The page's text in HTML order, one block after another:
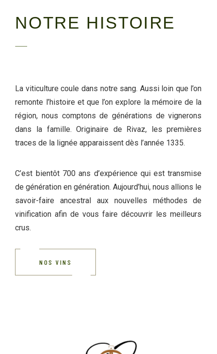
NOTRE HISTOIRE
La viticulture coule dans notre sang. Aussi loin que l’on
remonte l’histoire et que l’on explore la mémoire de la
région, nous comptons de générations de vignerons
dans la famille. Originaire de Rivaz, les premières
traces de la lignée apparaissent dès l’année 1335.
C’est bientôt 700 ans d’expérience qui est transmise
de génération en génération. Aujourd’hui, nous allions le
savoir-faire ancestral aux nouvelles méthodes de
vinification afin de vous faire découvrir les meilleurs
crus.
NOS VINS